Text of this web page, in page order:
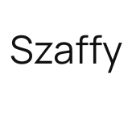
Szaffy